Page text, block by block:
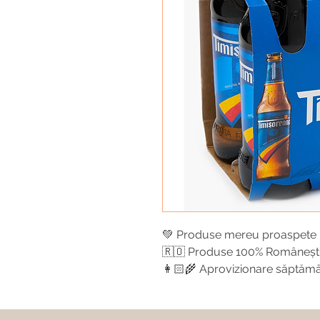
💚 Produse mereu proaspete
🇷🇴 Produse 100%
👩🏻‍🌾 Aprovizionare